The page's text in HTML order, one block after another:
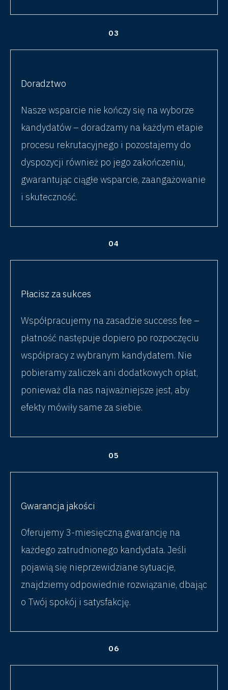
03
Doradztwo
Nasze wsparcie nie kończy się na wyborze
kandydatów – doradzamy na każdym etapie
procesu rekrutacyjnego i pozostajemy do
dyspozycji również po jego zakończeniu,
gwarantując ciągłe wsparcie, zaangażowanie
i skuteczność.
04
Płacisz za sukces
Współpracujemy na zasadzie success fee –
płatność następuje dopiero po rozpoczęciu
współpracy z wybranym kandydatem. Nie
pobieramy zaliczek ani dodatkowych opłat,
ponieważ dla nas najważniejsze jest, aby
efekty mówiły same za siebie.
05
Gwarancja jakości
Oferujemy 3-miesięczną gwarancję na
każdego zatrudnionego kandydata. Jeśli
pojawią się nieprzewidziane sytuacje,
znajdziemy odpowiednie rozwiązanie, dbając
o Twój spokój i satysfakcję.
06